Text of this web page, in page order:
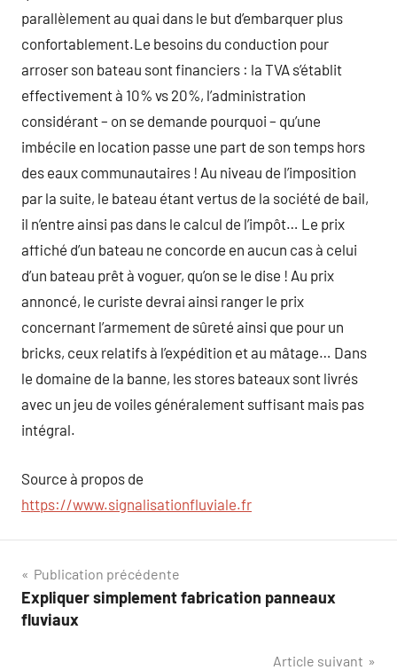
parallèlement au quai dans le but d’embarquer plus
confortablement.Le besoins du conduction pour
arroser son bateau sont financiers : la TVA s’établit
effectivement à 10% vs 20%, l’administration
considérant – on se demande pourquoi – qu’une
imbécile en location passe une part de son temps hors
des eaux communautaires ! Au niveau de l’imposition
par la suite, le bateau étant vertus de la société de bail,
il n’entre ainsi pas dans le calcul de l’impôt… Le prix
affiché d’un bateau ne concorde en aucun cas à celui
d’un bateau prêt à voguer, qu’on se le dise ! Au prix
annoncé, le curiste devrai ainsi ranger le prix
concernant l’armement de sûreté ainsi que pour un
bricks, ceux relatifs à l’expédition et au mâtage… Dans
le domaine de la banne, les stores bateaux sont livrés
avec un jeu de voiles généralement suffisant mais pas
intégral.
Source à propos de
https://www.signalisationfluviale.fr
Navigation
de
Publication précédente
Expliquer simplement fabrication panneaux
fluviaux
Article suivant